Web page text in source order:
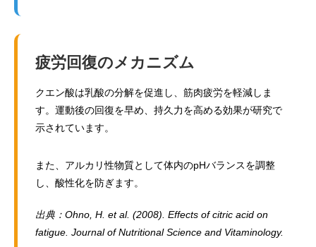
疲労回復のメカニズム
クエン酸は乳酸の分解を促進し、筋肉疲労を軽減しま
す。運動後の回復を早め、持久力を高める効果が研究で
示されています。
また、アルカリ性物質として体内のpHバランスを調整
し、酸性化を防ぎます。
出典：Ohno, H. et al. (2008). Effects of citric acid on
fatigue. Journal of Nutritional Science and Vitaminology.